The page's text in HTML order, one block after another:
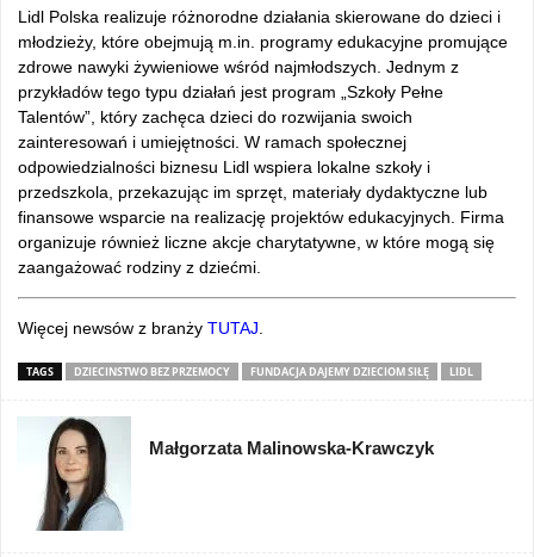
Lidl Polska realizuje różnorodne działania skierowane do dzieci i
młodzieży, które obejmują m.in. programy edukacyjne promujące
zdrowe nawyki żywieniowe wśród najmłodszych. Jednym z
przykładów tego typu działań jest program „Szkoły Pełne
Talentów”, który zachęca dzieci do rozwijania swoich
zainteresowań i umiejętności. W ramach społecznej
odpowiedzialności biznesu Lidl wspiera lokalne szkoły i
przedszkola, przekazując im sprzęt, materiały dydaktyczne lub
finansowe wsparcie na realizację projektów edukacyjnych. Firma
organizuje również liczne akcje charytatywne, w które mogą się
zaangażować rodziny z dziećmi.
Więcej newsów z branży TUTAJ
TAGS DZIECINSTWO BEZ PRZEMOCY FUNDACJA DAJEMY DZIECIOM SIŁĘ LIDL
Małgorzata Malinowska-Krawczyk